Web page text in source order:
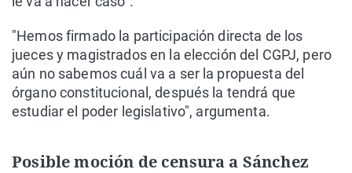
"Hemos firmado la participación directa de los
jueces y magistrados en la elección del CGPJ, pero
aún no sabemos cuál va a ser la propuesta del
órgano constitucional, después la tendrá que
estudiar el poder legislativo", argumenta.
Posible moción de censura a Sánchez